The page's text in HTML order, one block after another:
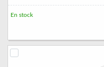
En stock